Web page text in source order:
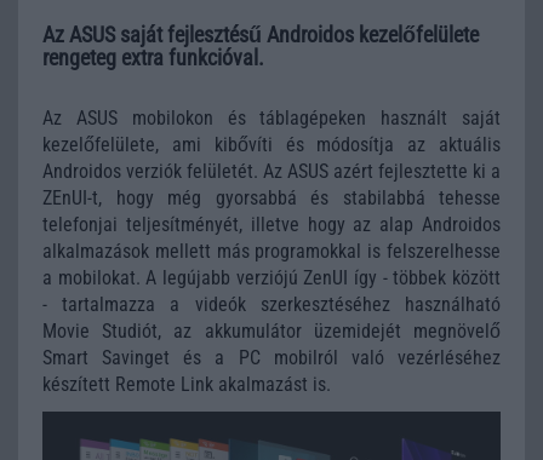
Az ASUS saját fejlesztésű Androidos kezelőfelülete
rengeteg extra funkcióval.
Az ASUS mobilokon és táblagépeken használt saját
kezelőfelülete, ami kibővíti és módosítja az aktuális
Androidos verziók felületét. Az ASUS azért fejlesztette ki a
ZEnUI-t, hogy még gyorsabbá és stabilabbá tehesse
telefonjai teljesítményét, illetve hogy az alap Androidos
alkalmazások mellett más programokkal is felszerelhesse
a mobilokat. A legújabb verziójú ZenUI így - többek között
- tartalmazza a videók szerkesztéséhez használható
Movie Studiót, az akkumulátor üzemidejét megnövelő
Smart Savinget és a PC mobilról való vezérléséhez
készített Remote Link akalmazást is.